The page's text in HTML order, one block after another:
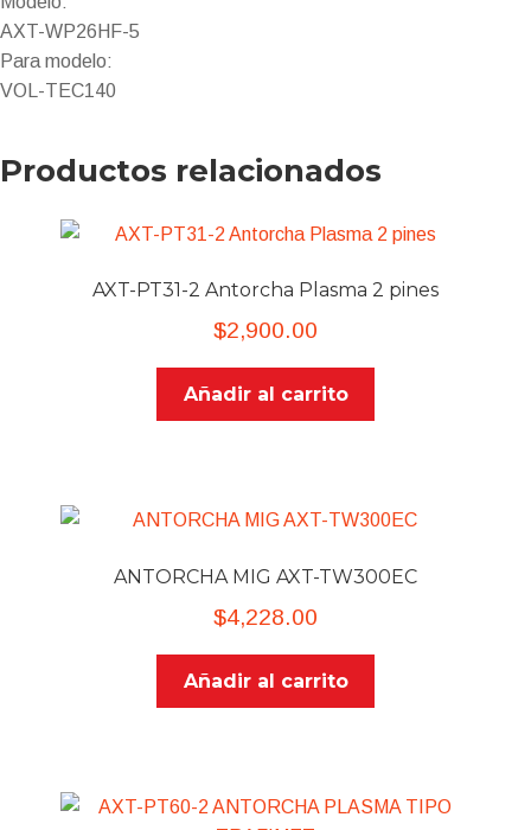
AXT-WP26HF-5
​Para modelo:
​VOL-TEC140
Productos relacionados
AXT-PT31-2 Antorcha Plasma 2 pines
$2,900.00
Añadir al carrito
ANTORCHA MIG AXT-TW300EC
$4,228.00
Añadir al carrito